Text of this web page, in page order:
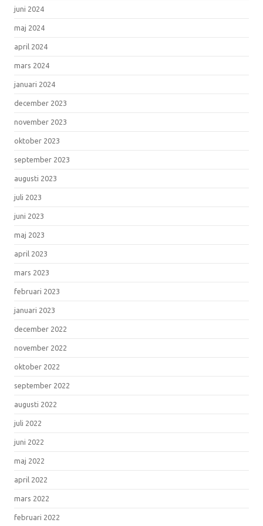
juni 2024
maj 2024
april 2024
mars 2024
januari 2024
december 2023
november 2023
oktober 2023
september 2023
augusti 2023
juli 2023
juni 2023
maj 2023
april 2023
mars 2023
februari 2023
januari 2023
december 2022
november 2022
oktober 2022
september 2022
augusti 2022
juli 2022
juni 2022
maj 2022
april 2022
mars 2022
februari 2022